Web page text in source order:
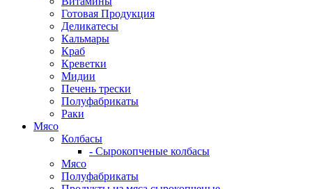
Готовая Продукция
Деликатесы
Кальмары
Краб
Креветки
Мидии
Печень трески
Полуфабрикаты
Раки
Мясо
Колбасы
- Сырокопченые колбасы
Мясо
Полуфабрикаты